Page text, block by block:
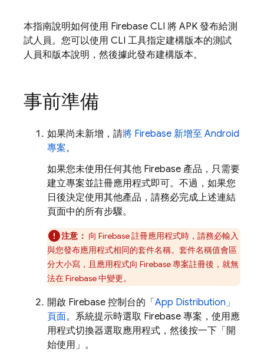
本指南說明如何使用 Firebase CLI 將 APK 發布給測
試人員。您可以使用 CLI 工具指定建構版本的測試
人員和版本說明，然後據此發布建構版本。
事前準備
如果尚未新增，請將 Firebase 新增至 Android
專案。
如果您未使用任何其他 Firebase 產品，只需要
建立專案並註冊應用程式即可。不過，如果您
日後決定使用其他產品，請務必完成上述連結
頁面中的所有步驟。
注意： 向 Firebase 註冊應用程式時，請務必輸入
與您發布應用程式相同的套件名稱。套件名稱值會區
分大小寫，且應用程式向 Firebase 專案註冊後，就無
法在 Firebase 中變更。
開啟 Firebase 控制台的「 App Distribution」
頁面。系統提示時選取 Firebase 專案，使用應
用程式切換器選取應用程式，然後按一下「開
始使用」 。